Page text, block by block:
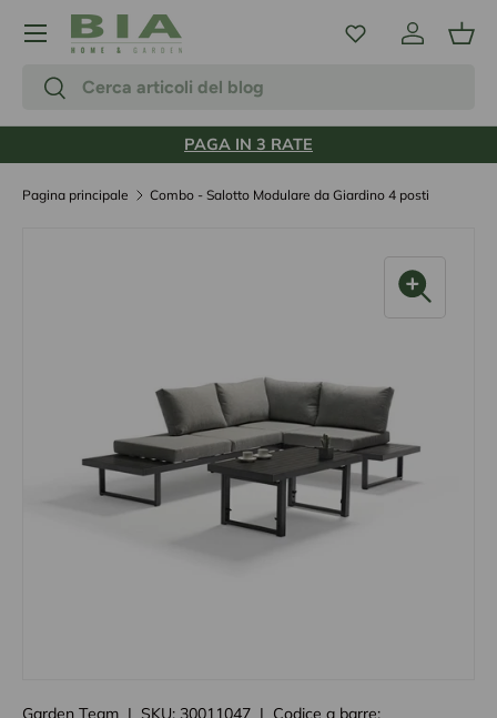
Passa ai contenuti
CercaCerca
Accedi
Menu
PAGA IN 3 RATE
Pagina principale Combo - Salotto Modulare da Giardino 4 posti
Garden Team | SKU: 30011047 | Codice a barre: